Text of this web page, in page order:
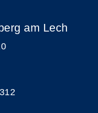
am Lech